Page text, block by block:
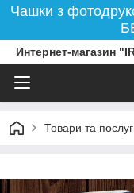
Чашки з
Интернет-магазин
Товари та